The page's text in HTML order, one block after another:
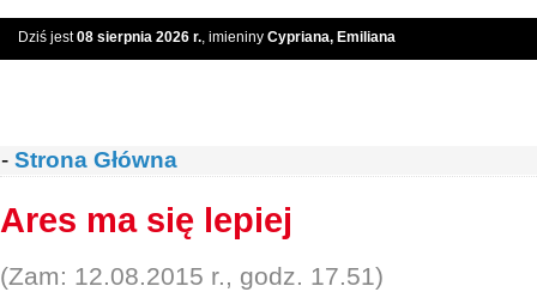
Dziś jest08 sierpnia 2026 r., imieniny Cypriana, Emiliana
- Strona Główna
Ares ma się lepiej
(Zam: 12.08.2015 r., godz. 17.51)